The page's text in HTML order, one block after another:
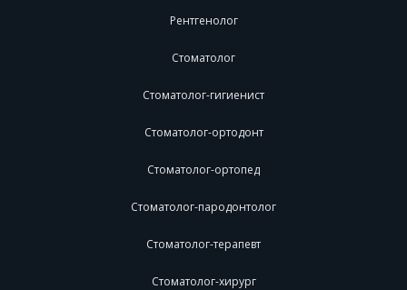
Рентгенолог
Стоматолог
Стоматолог-гигиенист
Стоматолог-ортодонт
Стоматолог-ортопед
Стоматолог-пародонтолог
Стоматолог-терапевт
Стоматолог-хирург